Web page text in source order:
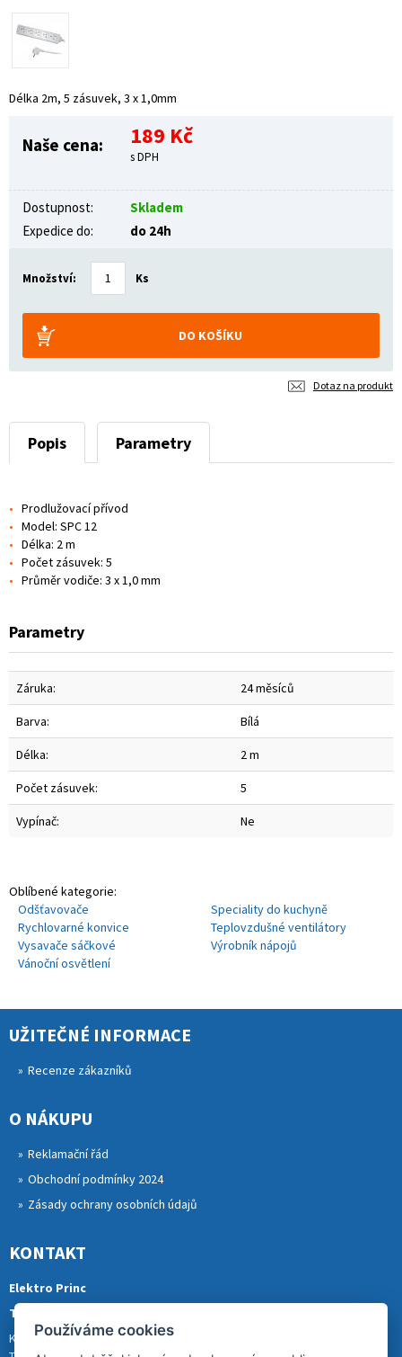
Délka 2m, 5 zásuvek, 3 x 1,0mm
Naše cena: 189 Kč
s DPH
Dostupnost:
Skladem
Expedice do:
do 24h
Množství: Ks
Dotaz na produkt
Popis Parametry
Prodlužovací přívod
Model: SPC 12
Délka: 2 m
Počet zásuvek: 5
Průměr vodiče: 3 x 1,0 mm
Parametry
Záruka: 24 měsíců
Barva: Bílá
Délka: 2 m
Počet zásuvek: 5
Vypínač: Ne
Oblíbené kategorie:
Odšťavovače
Speciality do kuchyně
Rychlovarné konvice
Teplovzdušné ventilátory
Vysavače sáčkové
Výrobník nápojů
Vánoční osvětlení
UŽITEČNÉ INFORMACE
Recenze zákazníků
O NÁKUPU
Reklamační řád
Obchodní podmínky 2024
Zásady ochrany osobních údajů
KONTAKT
Elektro Princ
Tomáš Princ
Krkonošská 290, 46841 TANVALD
Používáme cookies